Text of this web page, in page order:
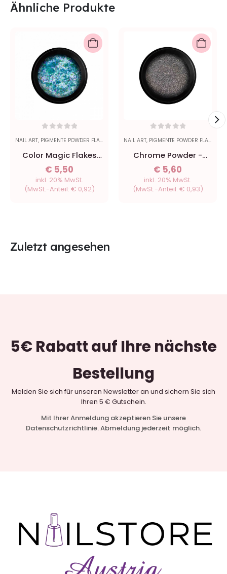
Ähnliche Produkte
NAIL ART, PIGMENTE POWDER FLAKES
Color Magic Flakes
Blau
€ 5,50
inkl. 20% MwSt.
(MwSt.-Anteil: € 0,92)
NAIL ART, PIGMENTE POWDER FLAKES
Chrome Powder -
Silver
€ 5,60
inkl. 20% MwSt.
(MwSt.-Anteil: € 0,93)
Zuletzt angesehen
5€ Rabattauf Ihre nächste
Bestellung
Melden Sie sich für unseren Newsletter an und sichern Sie sich
Ihren 5 € Gutschein.
Mit Ihrer Anmeldung akzeptieren Sie unsere
Datenschutzrichtlinie. Abmeldung jederzeit möglich.